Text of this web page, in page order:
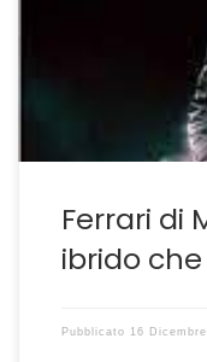
corse e dintorni,
testa il
Mangold–Più che
Ferrari di
ibrido
Pubblicato 16